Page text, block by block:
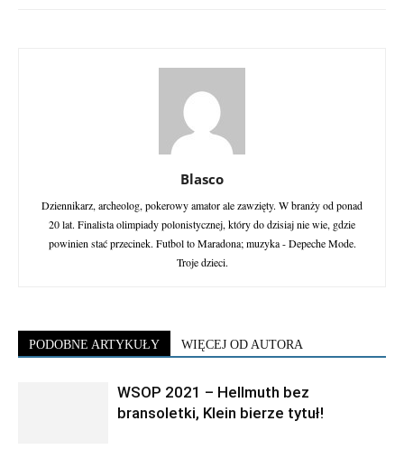
Blasco
Dziennikarz, archeolog, pokerowy amator ale zawzięty. W branży od ponad
20 lat. Finalista olimpiady polonistycznej, który do dzisiaj nie wie, gdzie
powinien stać przecinek. Futbol to Maradona; muzyka - Depeche Mode.
Troje dzieci.
PODOBNE ARTYKUŁY WIĘCEJ OD AUTORA
WSOP 2021 – Hellmuth bez
bransoletki, Klein bierze tytuł!